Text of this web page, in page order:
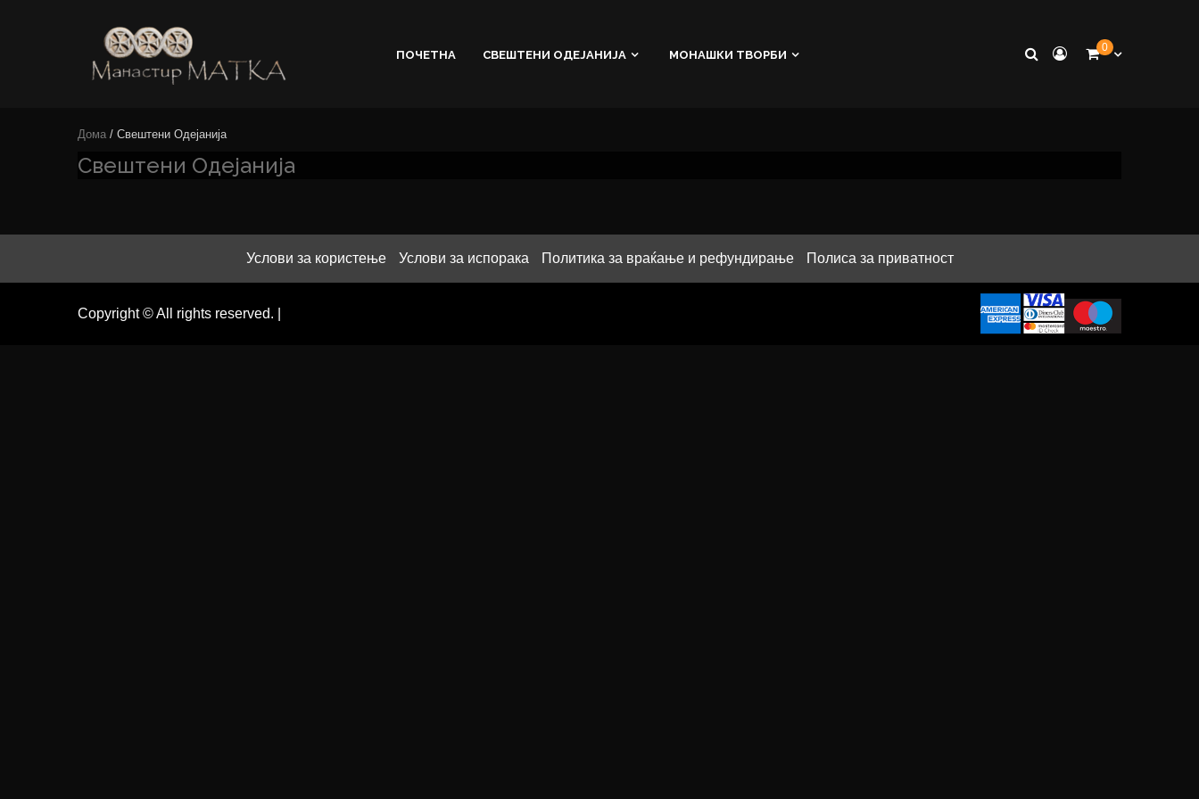
Matka
ПОЧЕТНА СВЕШТЕНИ ОДЕЈАНИЈА МОНАШКИ ТВОРБИ
0
Дома / Свештени Одејанија
Свештени Одејанија
Услови за користење Услови за испорака Политика за враќање и рефундирање Полиса за приватност
Copyright © All rights reserved.